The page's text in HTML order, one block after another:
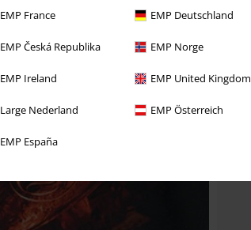
EMP France EMP Deutschland
EMP Česká Republika EMP Norge
EMP Ireland EMP United Kingdom
Large Nederland EMP Österreich
EMP España